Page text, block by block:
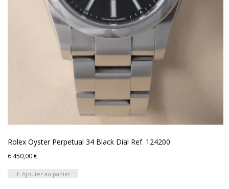
Rolex Oyster Perpetual 34 Black Dial Ref. 124200
6 450,00€
Ajouter au panier